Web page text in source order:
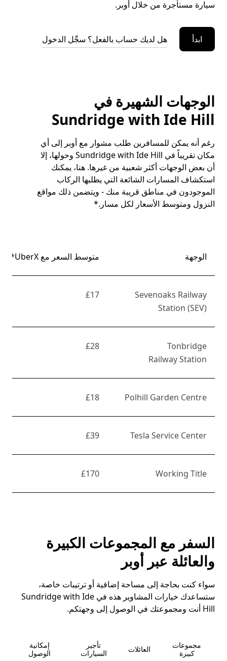
سيارة مستأجرة من خلال أوبر.
ابدأ هل لديك حساب بالفعل؟ سجِّل الدخول
الوجهات الشهيرة في
Sundridge with Ide Hill
رغم أنه يمكن للمسافرين طلب مشوار مع أوبر إلى أي
مكان تقريباً في Sundridge with Ide Hill وحولها، إلا
أن بعض الوجهات أكثر شعبية من غيرها. هنا، يمكنك
استكشاف المسارات الشائعة التي يطلبها الركاب
الموجودون في مناطق قريبة منك - ويتضمن ذلك مواقع
النزول ومتوسط الأسعار لكل مسار.*
الوجهة متوسط السعر مع UberX*
Sevenoaks Railway
Station (SEV)
£17
Tonbridge
Railway Station
£28
Polhill Garden Centre
£18
Tesla Service Center
£39
Working Title
£170
السفر مع المجموعات الكبيرة
والعائلة عبر أوبر
سواء كنت بحاجة إلى مساحة إضافية أو ترتيبات خاصة،
ستساعدك خيارات المشاوير هذه في Sundridge with Ide
Hill أنت ومجموعتك في الوصول إلى وجهتكم.
مجموعات
كبيرة
العائلات
تأجير
السيارات
إمكانية
الوصول